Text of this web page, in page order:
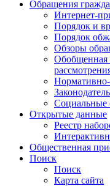
Обращения
Интернет-
Порядок и
Порядок
Обзоры
Обобщенная
Нормативно-
Социальные
Открытые данные
Реестр
Общественная
Поиск
Поиск
Карта сайта